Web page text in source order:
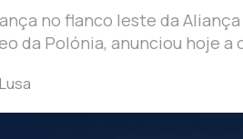
no flanco leste da
da Polónia, anunciou hoje a